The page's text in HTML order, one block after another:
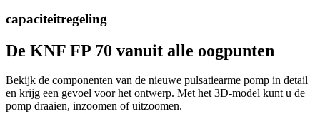
capaciteitregeling
De KNF FP 70 vanuit alle oogpunten
Bekijk de componenten van de nieuwe pulsatiearme pomp in detail
en krijg een gevoel voor het ontwerp. Met het 3D-model kunt u de
pomp draaien, inzoomen of uitzoomen.